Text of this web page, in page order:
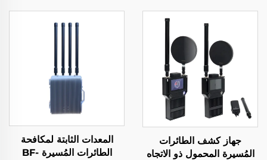
جهاز كشف الطائرات
المُسيرة المحمول ذو الاتجاه
المعدات الثابتة لمكافحة
الطائرات المُسيرة BF-